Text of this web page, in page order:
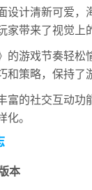
设计清新可爱，
家带来了视觉上
的游戏节奏轻
和策略，保持了
富的社交互动功
化。
本